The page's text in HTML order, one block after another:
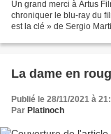
Un grand merci à Artus
chroniquer le blu-ray du
est la clé » de Sergio
La dame en
Publié le 28/11/2021 à
Par Platinoch